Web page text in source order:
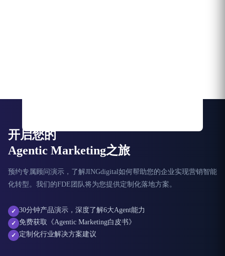
开启您的
Agentic Marketing之旅
预约专属顾问演示，了解JINGdigital如何帮助您的企业实现营销智能
化转型。我们的FDE团队将为您提供定制化落地方案。
✓ 30分钟产品演示，深度了解6大Agent能力
✓ 免费获取《Agentic Marketing白皮书》
✓ 定制化行业解决方案建议